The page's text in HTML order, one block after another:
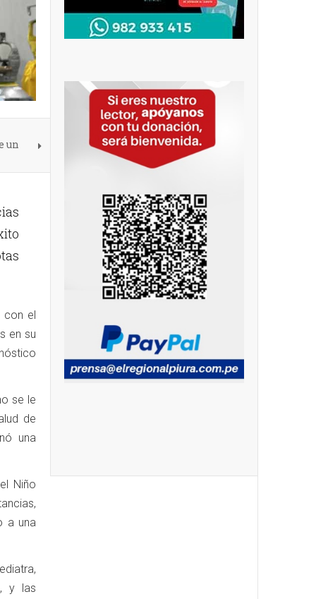
un
con el
en su
se le
de
una
Niño
a una
y las